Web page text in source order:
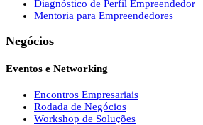
Diagnóstico de Perfil Empreendedor
Mentoria para Empreendedores
Negócios
Eventos e Networking
Encontros Empresariais
Rodada de Negócios
Workshop de Soluções